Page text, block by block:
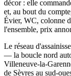
décor : elle
et, au bout du
Évier, WC, colonne
l'ensemble, prix
Le réseau
— la boucle nord
Villeneuve-la-
de Sèvres au sud-